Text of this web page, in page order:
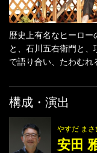
歴史上有名なヒーロー
と、石川五右衛門と
で語り合い、たわむれ
構成・演出
やすだ まさ
安田